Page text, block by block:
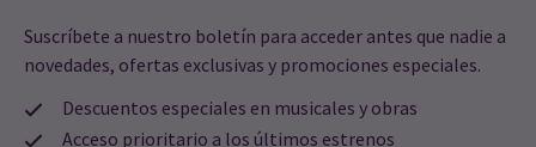
Suscríbete a nuestro boletín para acceder antes que nadie a
novedades, ofertas exclusivas y promociones especiales.
Descuentos especiales en musicales y obras
Acceso prioritario a los últimos estrenos